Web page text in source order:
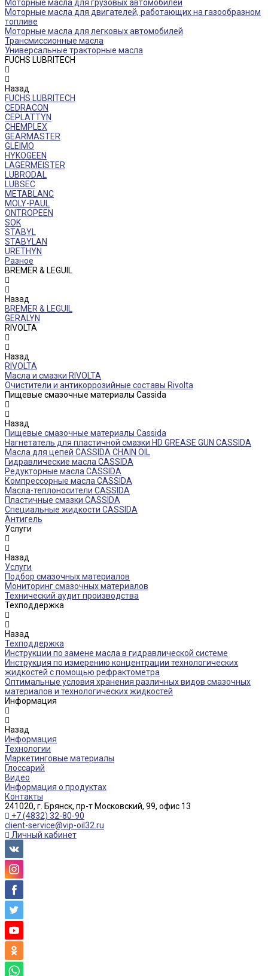
Моторные масла для грузовых автомобилей
Моторные масла для двигателей, работающих на газообразном
топливе
Моторные масла для легковых автомобилей
Трансмиссионные масла
Универсальные тракторные масла
FUCHS LUBRITECH
Назад
FUCHS LUBRITECH
CEDRACON
CEPLATTYN
CHEMPLEX
GEARMASTER
GLEIMO
HYKOGEEN
LAGERMEISTER
LUBRODAL
LUBSEC
METABLANC
MOLY-PAUL
ONTROPEEN
SOK
STABYL
STABYLAN
URETHYN
Разное
BREMER & LEGUIL
Назад
BREMER & LEGUIL
GERALYN
RIVOLTA
Назад
RIVOLTA
Масла и смазки RIVOLTA
Очистители и антикоррозийные составы Rivolta
Пищевые смазочные материалы Cassida
Назад
Пищевые смазочные материалы Cassida
Нагнетатель для пластичной смазки HD GREASE GUN CASSIDA
Масла для цепей CASSIDA CHAIN OIL
Гидравлические масла CASSIDA
Редукторные масла CASSIDA
Компрессорные масла CASSIDA
Масла-теплоносители CASSIDA
Пластичные смазки CASSIDA
Специальные жидкости CASSIDA
Антигель
Услуги
Назад
Услуги
Подбор смазочных материалов
Мониторинг смазочных материалов
Технический аудит производства
Техподдержка
Назад
Техподдержка
Инструкции по замене масла в гидравлической системе
Инструкция по измерению концентрации технологических
жидкостей с помощью рефрактометра
Оптимальные условия хранения различных видов смазочных
материалов и технологических жидкостей
Информация
Назад
Информация
Технологии
Маркетинговые материалы
Глоссарий
Видео
Информация о продуктах
Контакты
241020, г. Брянск, пр-т Московский, 99, офис 13
+7 (4832) 32-80-90
client-service@vip-oil32.ru
Личный кабинет